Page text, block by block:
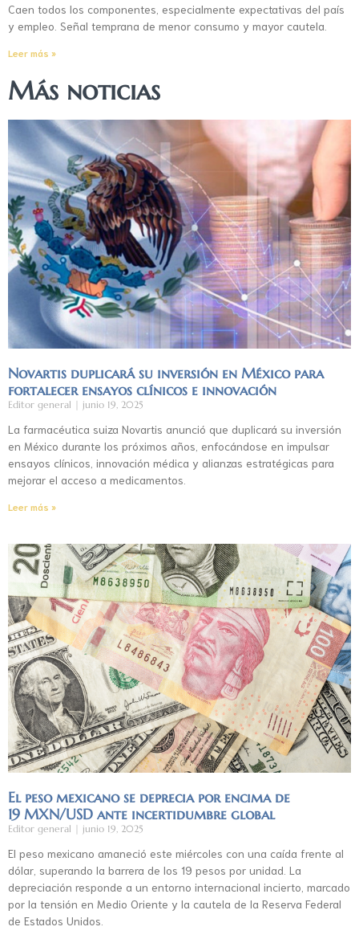
Caen todos los componentes, especialmente expectativas del país
y empleo. Señal temprana de menor consumo y mayor cautela.
Leer más »
Más noticias
Novartis duplicará su inversión en México para
fortalecer ensayos clínicos e innovación
Editor general junio 19, 2025
La farmacéutica suiza Novartis anunció que duplicará su inversión
en México durante los próximos años, enfocándose en impulsar
ensayos clínicos, innovación médica y alianzas estratégicas para
mejorar el acceso a medicamentos.
Leer más »
El peso mexicano se deprecia por encima de
19 MXN/USD ante incertidumbre global
Editor general junio 19, 2025
El peso mexicano amaneció este miércoles con una caída frente al
dólar, superando la barrera de los 19 pesos por unidad. La
depreciación responde a un entorno internacional incierto, marcado
por la tensión en Medio Oriente y la cautela de la Reserva Federal
de Estados Unidos.